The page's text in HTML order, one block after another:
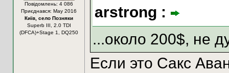
Повідомлень: 4 086
Приєднався: May 2016
Київ, село Позняки
Superb III, 2.0 TDI
(DFCA)+Stage 1, DQ250
arstrong :
...около 200$, не
Если это Сакс